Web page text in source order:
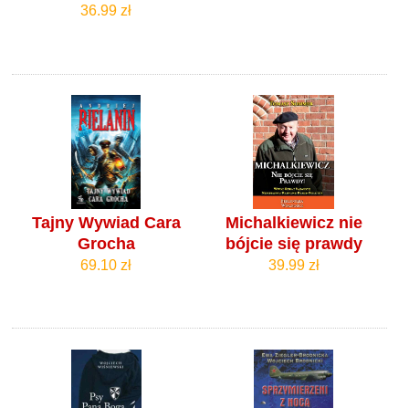
36.99 zł
Tajny Wywiad Cara
Grocha
69.10 zł
Michalkiewicz nie
bójcie się prawdy
39.99 zł